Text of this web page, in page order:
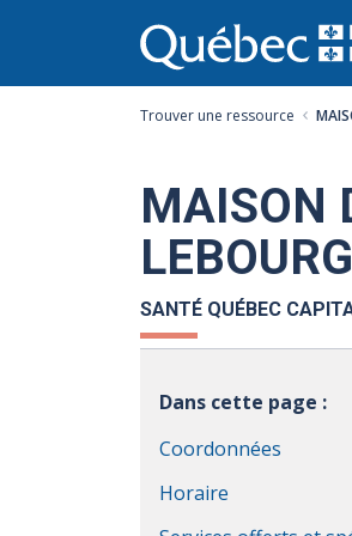
au
contenu
Trouver une ressource
MAISON
SANTÉ QUÉBEC
Dans cette page :
Coordonnées
Horaire